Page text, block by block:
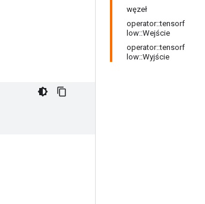
węzeł
operator::tensorf
low::Wejście
operator::tensorf
low::Wyjście